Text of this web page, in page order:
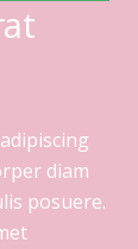
diam
posuere.